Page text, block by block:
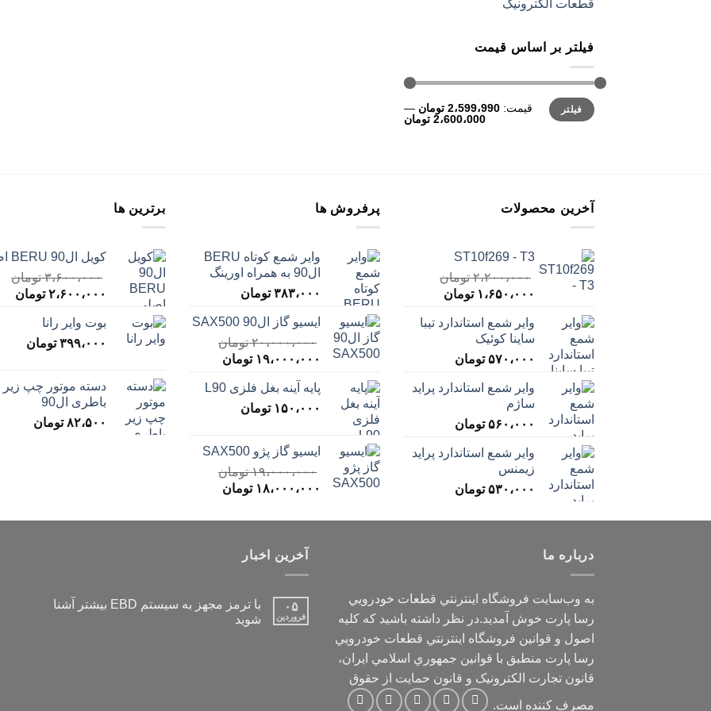
قطعات الکترونیک
فیلتر بر اساس قیمت
حداقل
قیمت
حداکثر
قیمت
فیلتر قیمت: 2،599،990 تومان
—
2،600،000 تومان
آخرین محصولات
ST10f269 - T3
۲،۲۰۰،۰۰۰ تومان
قیمت
۲،۲۰۰،۰۰۰ تومان
بود.
۱،۶۵۰،۰۰۰ تومان
۱،۶۵۰،۰۰۰ تومان
وایر شمع استاندارد تیبا
ساینا کوئیک
۵۷۰،۰۰۰ تومان
وایر شمع استاندارد پراید
ساژم
۵۶۰،۰۰۰ تومان
وایر شمع استاندارد پراید
زیمنس
۵۳۰،۰۰۰ تومان
پرفروش ها
وایر شمع کوتاه BERU
ال90 به همراه اورینگ
۳۸۳،۰۰۰ تومان
ایسیو گاز ال90 SAX500
۲۰،۰۰۰،۰۰۰ تومان
قیمت
۲۰،۰۰۰،۰۰۰ تومان
بود.
۱۹،۰۰۰،۰۰۰ تومان
۱۹،۰۰۰،۰۰۰ تومان
پایه آینه بغل فلزی L90
۱۵۰،۰۰۰ تومان
ایسیو گاز پژو SAX500
۱۹،۰۰۰،۰۰۰ تومان
قیمت
۱۹،۰۰۰،۰۰۰ تومان
۱۸،۰۰۰،۰۰۰ تومان
۱۸،۰۰۰،۰۰۰ تومان
برترین ها
کویل ال90 BERU اصلی
۳،۶۰۰،۰۰۰ تومان
قیمت
۳،۶۰۰،۰۰۰ تومان
بود.
۲،۶۰۰،۰۰۰ تومان
بوت وایر رانا
۳۹۹،۰۰۰ تومان
دسته موتور چپ زیر
باطری ال90
۸۲،۵۰۰ تومان
درباره ما
به وب‌سايت فروشگاه اينترنتي قطعات خودرويي
رسا پارت خوش آمديد.در نظر داشته باشيد که کليه
اصول و قوانين فروشگاه اينترنتي قطعات خودرويي
رسا پارت منطبق با قوانين جمهوري اسلامي ايران،
قانون تجارت الکترونيک و قانون حمايت از حقوق
مصرف کننده است.
آخرین اخبار
۰۵
فروردین
با ترمز مجهز به سیستم EBD بیشتر آشنا
شوید